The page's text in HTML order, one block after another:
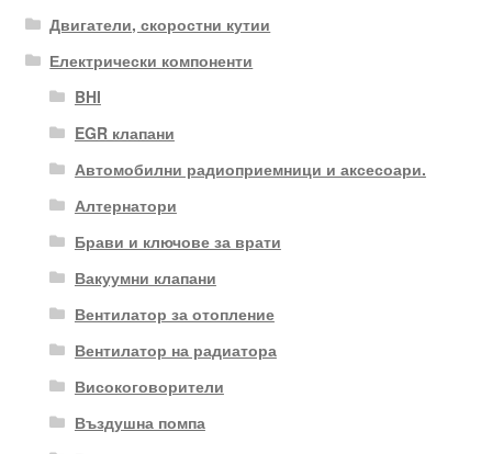
Двигатели, скоростни кутии
Електрически компоненти
BHI
EGR клапани
Автомобилни радиоприемници и аксесоари.
Алтернатори
Брави и ключове за врати
Вакуумни клапани
Вентилатор за отопление
Вентилатор на радиатора
Високоговорители
Въздушна помпа